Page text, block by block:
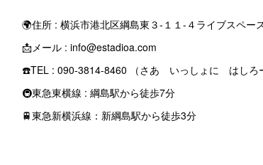
🌍住所 : 横浜市港北区綱島東３-１１-４ライブスペー
📩メール : info@estadioa.com
☎️TEL : 090-3814-8460 （さあ いっしょに はしろ
🚇東急東横線 : 綱島駅から徒歩7分
🚆東急新横浜線：新綱島駅から徒歩3分